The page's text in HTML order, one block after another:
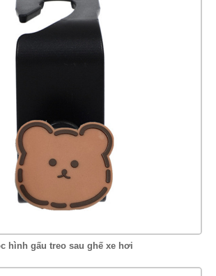
hình gấu treo sau ghế xe hơi